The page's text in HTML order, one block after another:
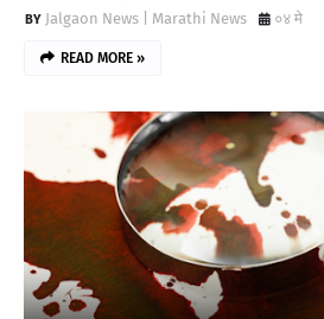
Jalgaon News | Marathi News
०४ मे
READ MORE »